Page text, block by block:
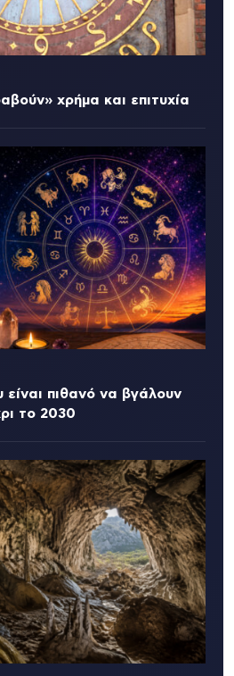
χρήμα και επιτυχία
πιθανό να βγάλουν
το 2030